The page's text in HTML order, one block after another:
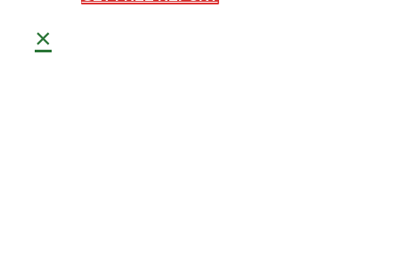
×